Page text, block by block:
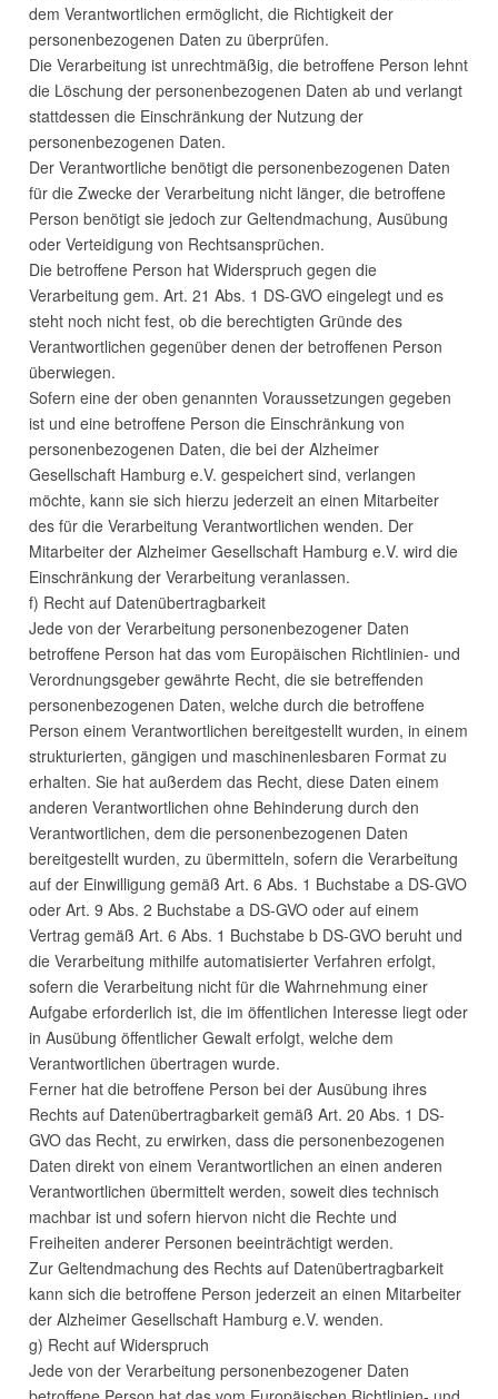
dem Verantwortlichen ermöglicht, die Richtigkeit der
personenbezogenen Daten zu überprüfen.
Die Verarbeitung ist unrechtmäßig, die betroffene Person lehnt
die Löschung der personenbezogenen Daten ab und verlangt
stattdessen die Einschränkung der Nutzung der
personenbezogenen Daten.
Der Verantwortliche benötigt die personenbezogenen Daten
für die Zwecke der Verarbeitung nicht länger, die betroffene
Person benötigt sie jedoch zur Geltendmachung, Ausübung
oder Verteidigung von Rechtsansprüchen.
Die betroffene Person hat Widerspruch gegen die
Verarbeitung gem. Art. 21 Abs. 1 DS-GVO eingelegt und es
steht noch nicht fest, ob die berechtigten Gründe des
Verantwortlichen gegenüber denen der betroffenen Person
überwiegen.
Sofern eine der oben genannten Voraussetzungen gegeben
ist und eine betroffene Person die Einschränkung von
personenbezogenen Daten, die bei der Alzheimer
Gesellschaft Hamburg e.V. gespeichert sind, verlangen
möchte, kann sie sich hierzu jederzeit an einen Mitarbeiter
des für die Verarbeitung Verantwortlichen wenden. Der
Mitarbeiter der Alzheimer Gesellschaft Hamburg e.V. wird die
Einschränkung der Verarbeitung veranlassen.
f) Recht auf Datenübertragbarkeit
Jede von der Verarbeitung personenbezogener Daten
betroffene Person hat das vom Europäischen Richtlinien- und
Verordnungsgeber gewährte Recht, die sie betreffenden
personenbezogenen Daten, welche durch die betroffene
Person einem Verantwortlichen bereitgestellt wurden, in einem
strukturierten, gängigen und maschinenlesbaren Format zu
erhalten. Sie hat außerdem das Recht, diese Daten einem
anderen Verantwortlichen ohne Behinderung durch den
Verantwortlichen, dem die personenbezogenen Daten
bereitgestellt wurden, zu übermitteln, sofern die Verarbeitung
auf der Einwilligung gemäß Art. 6 Abs. 1 Buchstabe a DS-GVO
oder Art. 9 Abs. 2 Buchstabe a DS-GVO oder auf einem
Vertrag gemäß Art. 6 Abs. 1 Buchstabe b DS-GVO beruht und
die Verarbeitung mithilfe automatisierter Verfahren erfolgt,
sofern die Verarbeitung nicht für die Wahrnehmung einer
Aufgabe erforderlich ist, die im öffentlichen Interesse liegt oder
in Ausübung öffentlicher Gewalt erfolgt, welche dem
Verantwortlichen übertragen wurde.
Ferner hat die betroffene Person bei der Ausübung ihres
Rechts auf Datenübertragbarkeit gemäß Art. 20 Abs. 1 DS-
GVO das Recht, zu erwirken, dass die personenbezogenen
Daten direkt von einem Verantwortlichen an einen anderen
Verantwortlichen übermittelt werden, soweit dies technisch
machbar ist und sofern hiervon nicht die Rechte und
Freiheiten anderer Personen beeinträchtigt werden.
Zur Geltendmachung des Rechts auf Datenübertragbarkeit
kann sich die betroffene Person jederzeit an einen Mitarbeiter
der Alzheimer Gesellschaft Hamburg e.V. wenden.
g) Recht auf Widerspruch
Jede von der Verarbeitung personenbezogener Daten